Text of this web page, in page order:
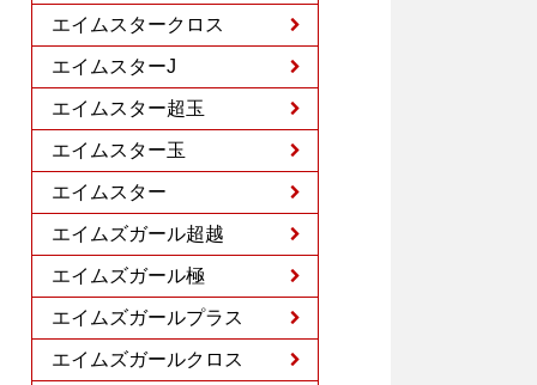
エイムスタークロス
エイムスターJ
エイムスター超玉
エイムスター玉
エイムスター
エイムズガール超越
エイムズガール極
エイムズガールプラス
エイムズガールクロス